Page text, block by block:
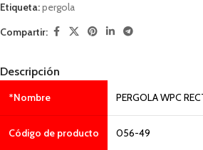
Etiqueta:pergola
Compartir:
Descripción
*Nombre PERGOLA WPC
Código de producto 056-49